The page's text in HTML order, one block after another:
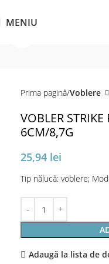
MENIU
Prima pagină Voblere
VOBLER
6CM/8,7G
25,94 lei
Tip nălucă: voblere;
Adaugă la lista de